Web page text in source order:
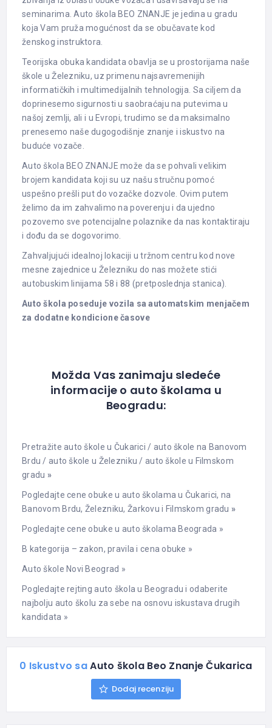
seminarima. Auto škola BEO ZNANJE je jedina u gradu
koja Vam pruža mogućnost da se obučavate kod
ženskog instruktora.
Teorijska obuka kandidata obavlja se u prostorijama naše
škole u Železniku, uz primenu najsavremenijih
informatičkih i multimedijalnih tehnologija. Sa ciljem da
doprinesemo sigurnosti u saobraćaju na putevima u
našoj zemlji, ali i u Evropi, trudimo se da maksimalno
prenesemo naše dugogodišnje znanje i iskustvo na
buduće vozače.
Auto škola BEO ZNANJE može da se pohvali velikim
brojem kandidata koji su uz našu stručnu pomoć
uspešno prešli put do vozačke dozvole. Ovim putem
želimo da im zahvalimo na poverenju i da ujedno
pozovemo sve potencijalne polaznike da nas kontaktiraju
i dođu da se dogovorimo.
Zahvaljujući idealnoj lokaciji u tržnom centru kod nove
mesne zajednice u Železniku do nas možete stići
autobuskim linijama 58 i 88 (pretposlednja stanica).
Auto škola poseduje vozila sa automatskim menjačem
za dodatne kondicione časove
Možda Vas zanimaju sledeće
informacije o auto školama u
Beogradu:
Pretražite auto škole u Čukarici / auto škole na Banovom
Brdu / auto škole u Železniku / auto škole u Filmskom
gradu »
Pogledajte cene obuke u auto školama u Čukarici, na
Banovom Brdu, Železniku, Žarkovu i Filmskom gradu »
Pogledajte cene obuke u auto školama Beograda »
B kategorija – zakon, pravila i cena obuke »
Auto škole Novi Beograd »
Pogledajte rejting auto škola u Beogradu i odaberite
najbolju auto školu za sebe na osnovu iskustava drugih
kandidata »
0 Iskustvo saAuto škola Beo Znanje Čukarica
Dodaj recenziju